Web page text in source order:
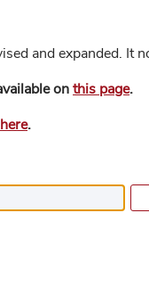
and expanded.
onthis page.
here.